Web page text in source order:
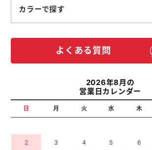
カラーで探す
よくある質問
2026年8月の
営業日カレンダー
日 月 火 水 木
2 3 4 5 6